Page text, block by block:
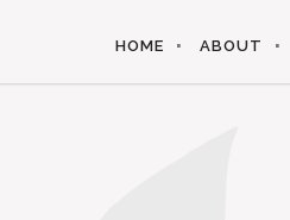
HOME ABOUT